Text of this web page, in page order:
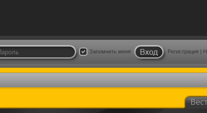
Запомнить меня Регистрация |